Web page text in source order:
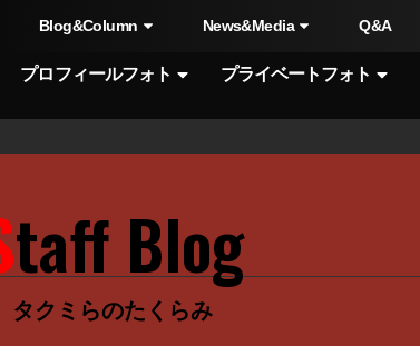
Blog&Column News&Media Q&A
プロフィールフォト プライベートフォト
Staff Blog
タクミらのたくらみ